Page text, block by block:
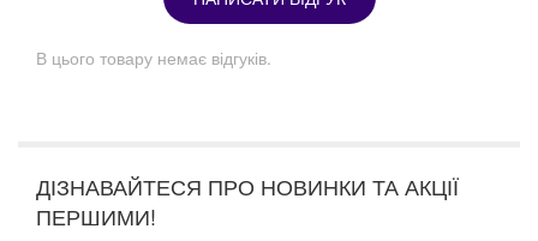
В цього товару немає відгуків.
ДІЗНАВАЙТЕСЯ ПРО НОВИНКИ ТА АКЦІЇ
ПЕРШИМИ!